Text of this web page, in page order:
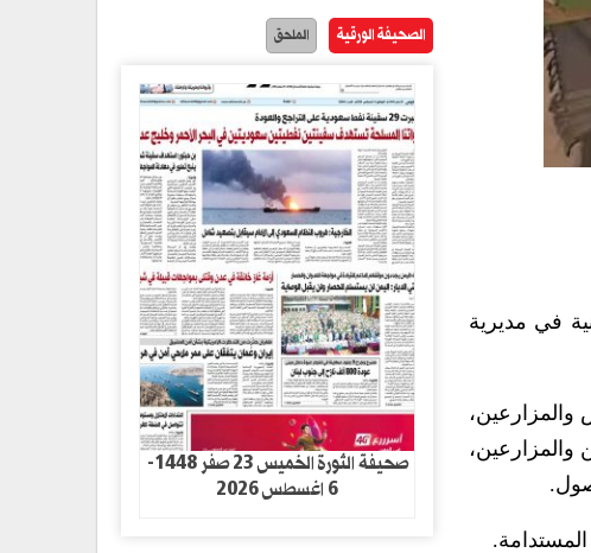
في مديرية
المستدامة.
الصحيفة الورقية الملحق
صحيفة الثورة الخميس 23 صفر 1448-
6 اغسطس 2026